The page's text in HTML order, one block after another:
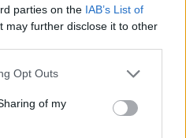
parties on the IAB’s List of
may further disclose it to other
Opt Outs
of my
E30 M332Ti"Teigo"(1989)
Andersson
458
1 maj 19